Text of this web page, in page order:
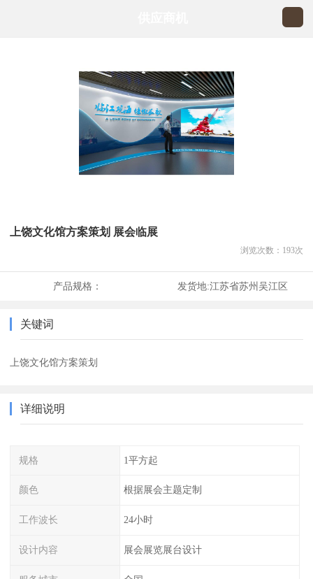
上饶文化馆方案策划 展会临展
浏览次数： 193次
产品规格： 发货地:江苏省苏州吴江区
关键词
上饶文化馆方案策划
详细说明
规格 1平方起
颜色 根据展会主题定制
工作波长 24小时
设计内容 展会展览展台设计